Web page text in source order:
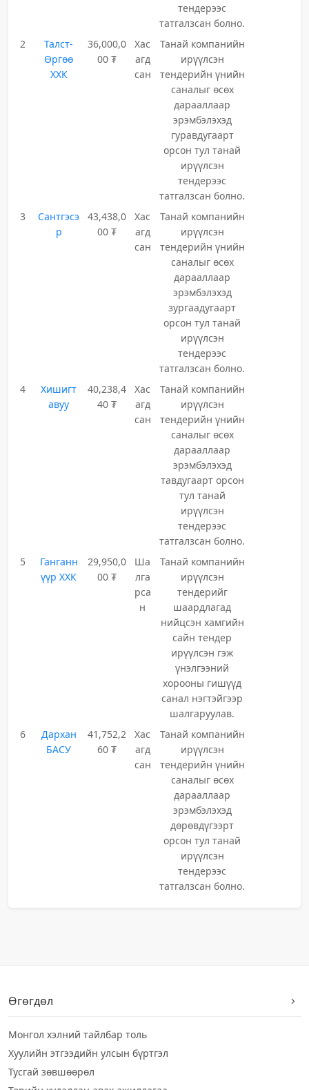
тендерээс
татгалзсан болно.
2
Талст-
Өргөө
ХХК
36,000,0
00 ₮
Хас
агд
сан
Танай компанийн
ирүүлсэн
тендерийн үнийн
саналыг өсөх
дарааллаар
эрэмбэлэхэд
гуравдугаарт
орсон тул танай
ирүүлсэн
тендерээс
татгалзсан болно.
3
Сантгэсэ
р
43,438,0
00 ₮
Хас
агд
сан
Танай компанийн
ирүүлсэн
тендерийн үнийн
саналыг өсөх
дарааллаар
эрэмбэлэхэд
зургаадугаарт
орсон тул танай
ирүүлсэн
тендерээс
татгалзсан болно.
4
Хишигт
авуу
40,238,4
40 ₮
Хас
агд
сан
Танай компанийн
ирүүлсэн
тендерийн үнийн
саналыг өсөх
дарааллаар
эрэмбэлэхэд
тавдугаарт орсон
тул танай
ирүүлсэн
тендерээс
татгалзсан болно.
5
Ганганн
үүр ХХК
29,950,0
00 ₮
Ша
лга
рса
н
Танай компанийн
ирүүлсэн
тендерийг
шаардлагад
нийцсэн хамгийн
сайн тендер
ирүүлсэн гэж
үнэлгээний
хорооны гишүүд
санал нэгтэйгээр
шалгаруулав.
6
Дархан
БАСУ
41,752,2
60 ₮
Хас
агд
сан
Танай компанийн
ирүүлсэн
тендерийн үнийн
саналыг өсөх
дарааллаар
эрэмбэлэхэд
дөрөвдүгээрт
орсон тул танай
ирүүлсэн
тендерээс
татгалзсан болно.
Өгөгдөл
Монгол хэлний тайлбар толь
Хуулийн этгээдийн улсын бүртгэл
Тусгай зөвшөөрөл